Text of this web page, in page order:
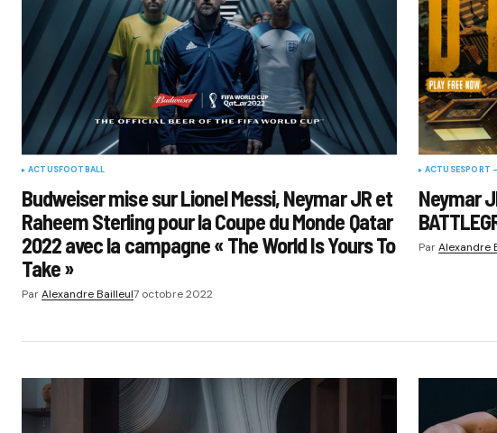
ACTUSFOOTBALL
Budweiser mise sur Lionel Messi, Neymar JR et
Raheem Sterling pour la Coupe du Monde Qatar
2022 avec la campagne « The World Is Yours To
Take »
ParAlexandre Bailleul7 octobre 2022
ACTUSESPORT
Neymar
ParAlexandre